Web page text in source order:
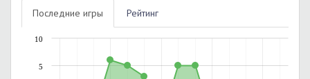
Последние игры Рейтинг
5
10